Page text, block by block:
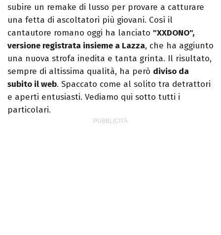
subire un remake di lusso per provare a catturare
una fetta di ascoltatori più giovani. Così il
cantautore romano oggi ha lanciato "XXDONO",
versione registrata insieme a Lazza, che ha aggiunto
una nuova strofa inedita e tanta grinta. Il risultato,
sempre di altissima qualità, ha però diviso da
subito il web. Spaccato come al solito tra detrattori
e aperti entusiasti. Vediamo qui sotto tutti i
particolari.